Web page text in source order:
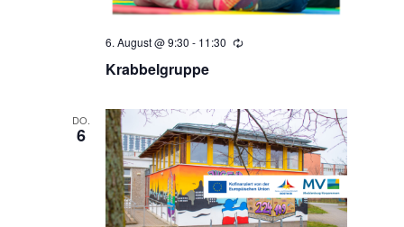
u
h
e
u
-
v
i
g
a
Krabbelgruppe
6. August @ 9:30 - 11:30 Wiederholung
DO.
6